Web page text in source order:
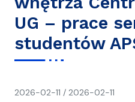
UG – prace
studentów
2026-02-11 / 2026-02-11